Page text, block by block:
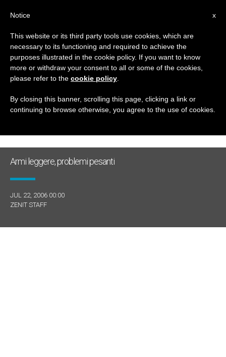
GIORNO
Luglio 22nd, 2006
ULTIME NOTIZIE
Armi leggere, problemi pesanti
JUL 22, 2006 00:00
ZENIT STAFF
x
Notice
This website or its third party tools use cookies, which are
necessary to its functioning and required to achieve the
purposes illustrated in the cookie policy. If you want to know
more or withdraw your consent to all or some of the cookies,
please refer to the cookie policy
By closing this banner, scrolling this page, clicking a link or
continuing to browse otherwise, you agree to the use of cookies.